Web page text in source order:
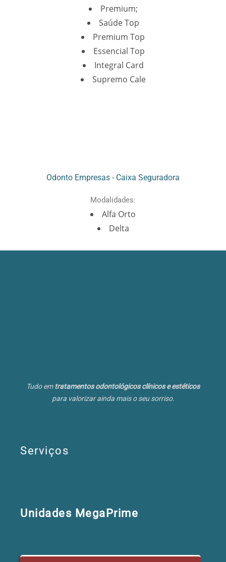
Premium;
Saúde Top
Premium Top
Essencial Top
Integral Card
Supremo Cale
Odonto Empresas - Caixa Seguradora
Modalidades:
Alfa Orto
Delta
Tudo emtratamentos odontológicos clínicos e estéticos
para valorizar ainda mais o seu sorriso.
Serviços
Unidades MegaPrime